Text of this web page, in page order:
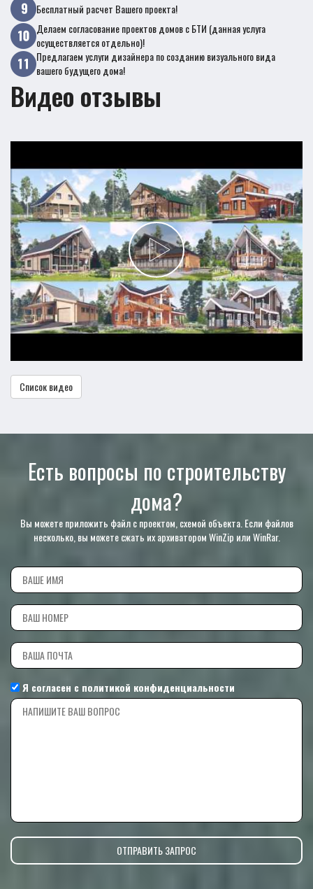
Бесплатный расчет Вашего проекта!
Делаем согласование проектов домов с БТИ (данная услуга
осуществляется отдельно)!
Предлагаем услуги дизайнера по созданию визуального вида
вашего будущего дома!
Видео отзывы
Список видео
Есть вопросы по строительству
дома?
Вы можете приложить файл с проектом, схемой объекта. Если файлов
несколько, вы можете сжать их архиватором WinZip или WinRar.
Я согласен с политикой конфиденциальности